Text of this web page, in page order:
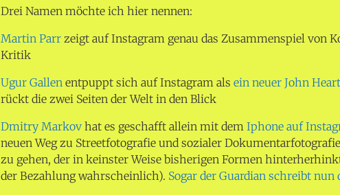
Drei Namen möchte ich hier nennen:
Martin Parr zeigt auf Instagram genau das Zusammenspiel von
Kritik
Ugur Gallen entpuppt sich auf Instagram alsein neuer John
rückt die zwei Seiten der Welt in den Blick
Dmitry Markov hat es geschafft allein mit demIphone auf
neuen Weg zu Streetfotografie und sozialer
zu gehen, der in keinster Weise bisherigen Formen
der Bezahlung wahrscheinlich). Sogar der Guardian schreibt nun